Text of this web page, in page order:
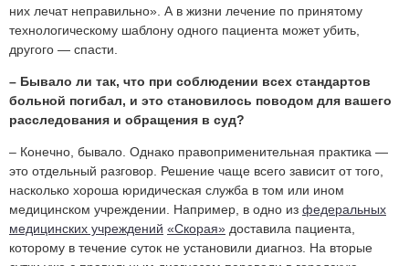
них лечат неправильно». А в жизни лечение по принятому
технологическому шаблону одного пациента может убить,
другого — спасти.
– Бывало ли так, что при соблюдении всех стандартов
больной погибал, и это становилось поводом для вашего
расследования и обращения в суд?
– Конечно, бывало. Однако правоприменительная практика —
это отдельный разговор. Решение чаще всего зависит от того,
насколько хороша юридическая служба в том или ином
медицинском учреждении. Например, в одно из федеральных
медицинских учреждений «Скорая» доставила пациента,
которому в течение суток не установили диагноз. На вторые